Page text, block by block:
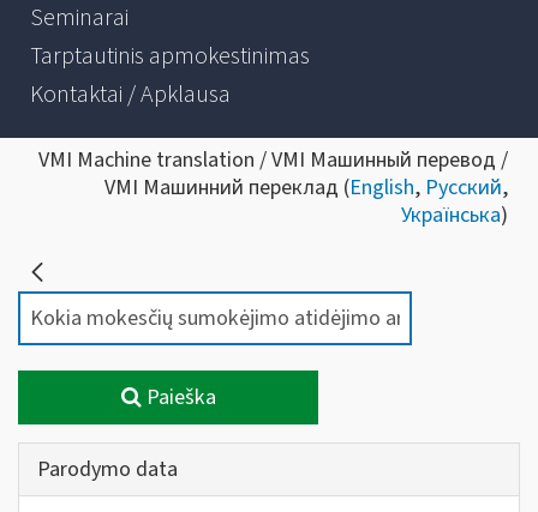
Seminarai
Tarptautinis apmokestinimas
Kontaktai / Apklausa
VMI Machine translation / VMI Машинный перевод /
VMI Машинний переклад (English, Русский,
Українська)
Paieška
Parodymo data